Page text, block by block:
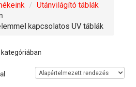
Utánvilágító táblák
kapcsolatos UV táblák